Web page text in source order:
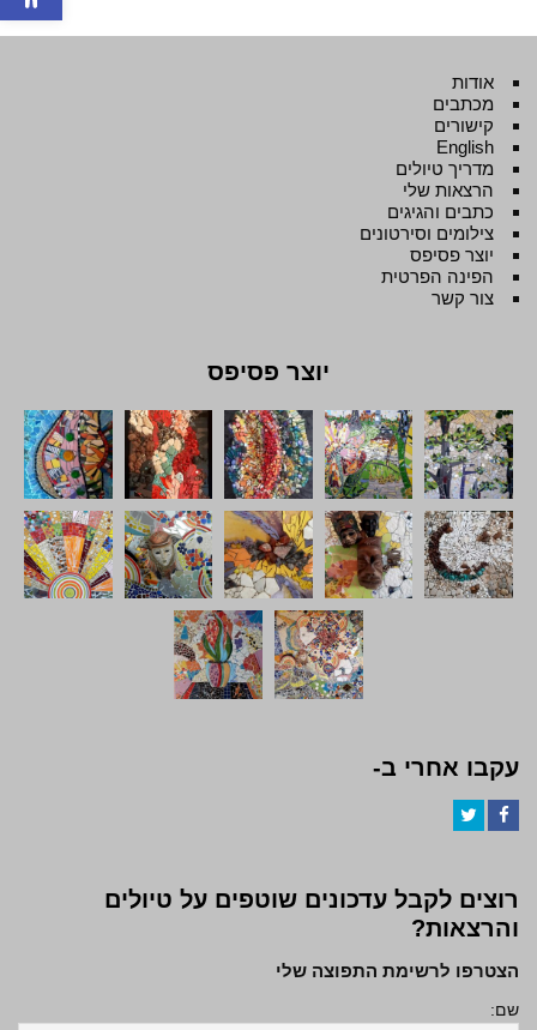
אודות
מכתבים
קישורים
English
מדריך טיולים
הרצאות שלי
כתבים והגיגים
צילומים וסירטונים
יוצר פסיפס
הפינה הפרטית
צור קשר
יוצר פסיפס
עקבו אחרי ב-
רוצים לקבל עדכונים שוטפים על טיולים
והרצאות?
הצטרפו לרשימת התפוצה שלי
שם: